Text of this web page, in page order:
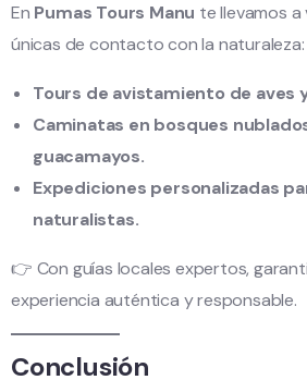
En Pumas Tours Manu te llevamos a
únicas de contacto con la naturaleza:
Tours de avistamiento de aves
Caminatas en bosques
guacamayos.
Expediciones personalizadas
naturalistas.
👉 Con guías locales expertos,
experiencia auténtica y responsable.
Conclusión